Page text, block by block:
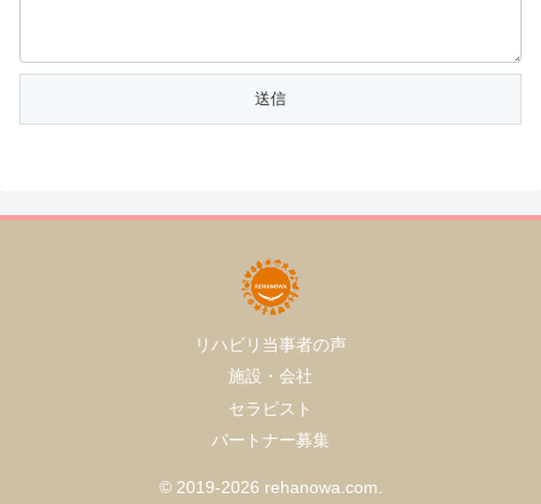
リハビリ当事者の声
施設・会社
セラピスト
パートナー募集
© 2019-2026 rehanowa.com.